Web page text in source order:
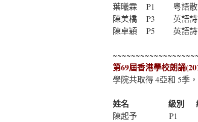
葉曦霖 P1 粵語
陳美橋 P3 英語
陳卓穎 P5 英語
第69屆香港學校朗誦
學院共取得 4亞和 5季
姓名 級別 組
陳起予 P1 英語